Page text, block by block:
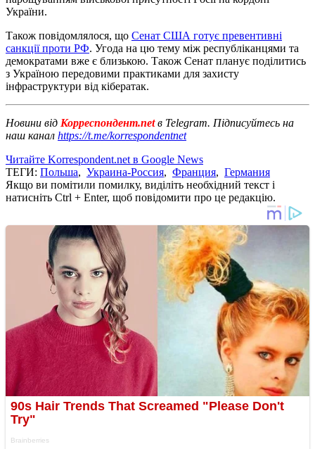
України.
Також повідомлялося, що Сенат США готує превентивні
санкції проти РФ. Угода на цю тему між республіканцями та
демократами вже є близькою. Також Сенат планує поділитись
з Україною передовими практиками для захисту
інфраструктури від кібератак.
Новини від Корреспондент.netв Telegram. Підписуйтесь на
наш канал https://t.me/korrespondentnet
Читайте Korrespondent.net в Google News
ТЕГИ: Польша, Украина-Россия, Франция, Германия
Якщо ви помітили помилку, виділіть необхідний текст і
натисніть Ctrl + Enter, щоб повідомити про це редакцію.